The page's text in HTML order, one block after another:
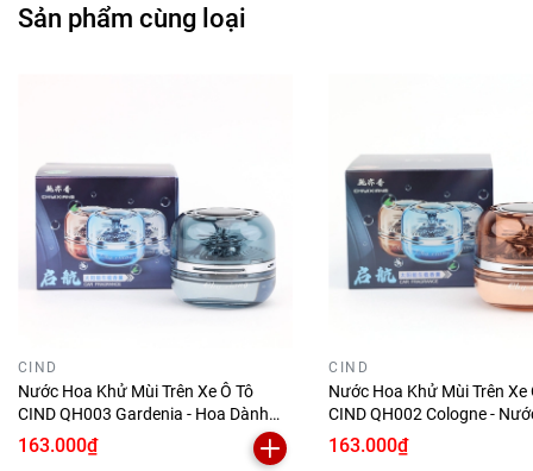
Sản phẩm cùng loại
CIND
Nước Hoa Khử Mùi Trên Xe Ô Tô
CIND QH003 Gardenia - Hoa Dành
Dành 55ml Năng Lượng Mặt Trời Khử
Mùi Hiệu Quả Phù Hợp Cho Nhiều
163.000₫
CIND
Nước Hoa Khử Mùi Trên Xe
CIND QH002 Cologne -
Nam 55ml Năng Lượng
Mùi Hiệu Quả Phù Hợp
163.000₫